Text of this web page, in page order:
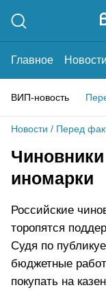
Главное Новости
ВИП-новость
Новости / Перед
иномарки
Российские
торопятся
Судя по
бюджетные
покупать на